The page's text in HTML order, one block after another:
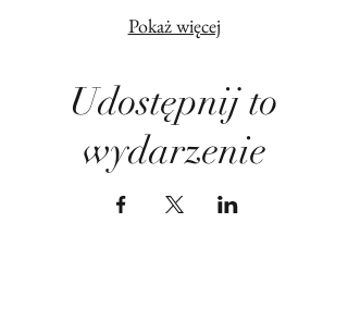
Pokaż więcej
Udostępnij to
wydarzenie